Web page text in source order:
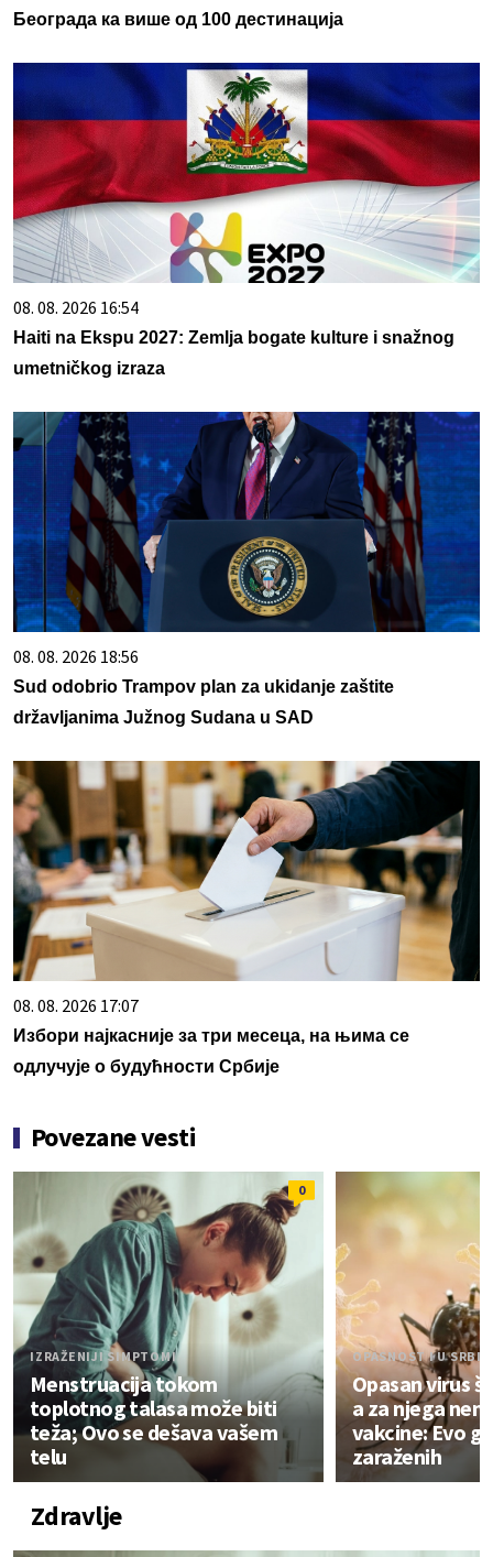
Београда ка више од 100 дестинација
08. 08. 2026 16:54
Haiti na Ekspu 2027: Zemlja bogate kulture i snažnog
umetničkog izraza
08. 08. 2026 18:56
Sud odobrio Trampov plan za ukidanje zaštite
državljanima Južnog Sudana u SAD
08. 08. 2026 17:07
Избори најкасније за три месеца, на њима се
одлучује о будућности Србије
Povezane vesti
0
IZRAŽENIJI SIMPTOMI
Menstruacija tokom
toplotnog talasa može biti
teža; Ovo se dešava vašem
telu
OPASNOST I U
Opasan virus
a za njega
vakcine: Evo
zaraženih
Zdravlje